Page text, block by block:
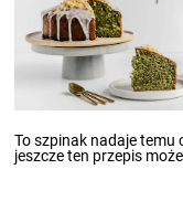
To szpinak nadaje temu
jeszcze ten przepis